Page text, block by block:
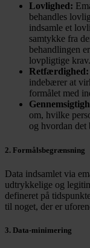
Lovlighed:
behandles
indsamle et
samtykke fra
behandlingen
lovpligtige krav.
Retfærdighed:
indebærer at
formålet med
om, hvilke
og hvordan
2. Formålsbegrænsning
Data indsamlet via
udtrykkelige og
defineret på
til noget, der er
3. Data-minimering